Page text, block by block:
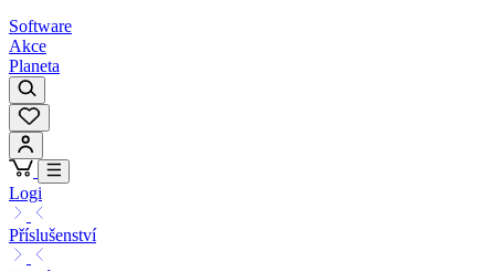
Software
Akce
Planeta
Logi
Příslušenství